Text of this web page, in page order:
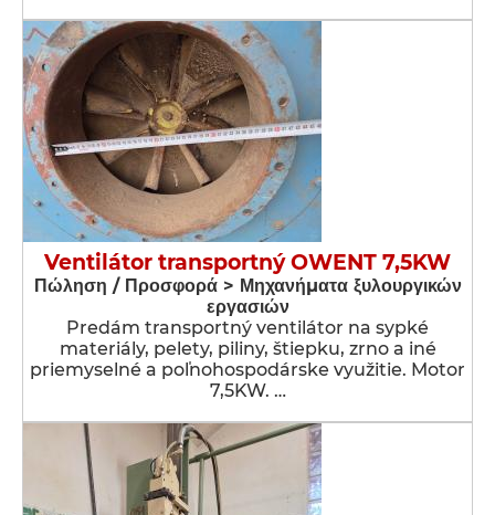
Ventilátor transportný OWENT 7,5KW
Πώληση / Προσφορά > Μηχανήματα ξυλουργικών
εργασιών
Predám transportný ventilátor na sypké
materiály, pelety, piliny, štiepku, zrno a iné
priemyselné a poľnohospodárske využitie. Motor
7,5KW. …